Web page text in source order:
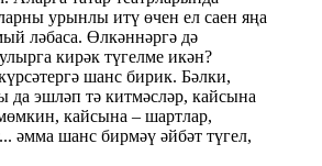
урынлы итү өчен ел саен яңа
ләбаса. Өлкәннәргә дә
кирәк түгелме икән?
шанс бирик. Бәлки,
да эшләп тә китмәсләр, кайсына
кайсына – шартлар,
әмма шанс бирмәү әйбәт түгел,